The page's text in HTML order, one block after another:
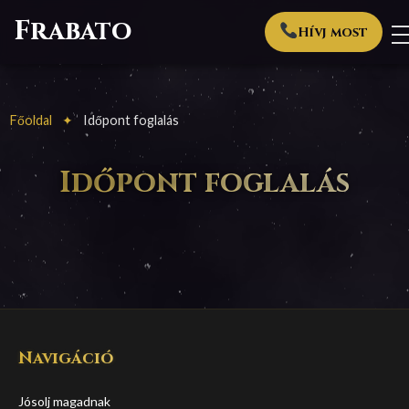
Frabato Hívj most
Főoldal Időpont foglalás
Időpont foglalás
Navigáció
Jósolj magadnak